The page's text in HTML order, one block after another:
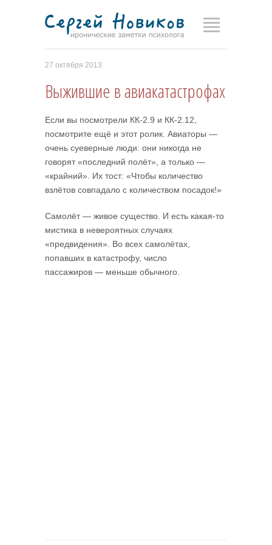
27 октября 2013
Выжившие в авиакатастрофах
Если вы посмотрели КК-2.9 и КК-2.12,
посмотрите ещё и этот ролик. Авиаторы —
очень суеверные люди: они никогда не
говорят «последний полёт», а только —
«крайний». Их тост: «Чтобы количество
взлётов совпадало с количеством посадок!»
Самолёт — живое существо. И есть какая-то
мистика в невероятных случаях
«предвидения». Во всех самолётах,
попавших в катастрофу, число
пассажиров — меньше обычного.